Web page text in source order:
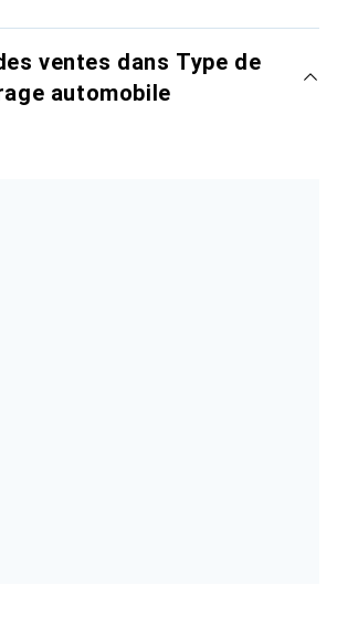
ventes dans Type de
automobile